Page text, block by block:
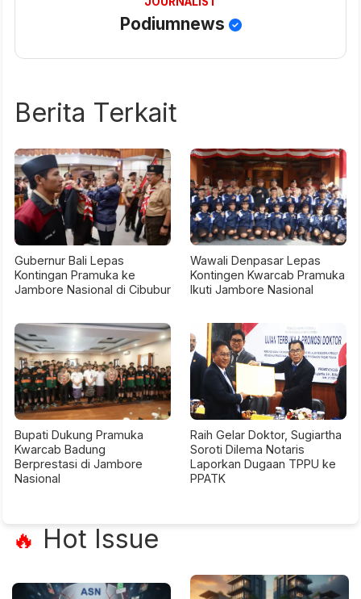
Podiumnews
Berita Terkait
Gubernur Bali Lepas
Kontingan Pramuka ke
Jambore Nasional di Cibubur
Wawali Denpasar Lepas
Kontingen Kwarcab Pramuka
Ikuti Jambore Nasional
Bupati Dukung Pramuka
Kwarcab Badung
Berprestasi di Jambore
Nasional
Raih Gelar Doktor, Sugiartha
Soroti Dilema Notaris
Laporkan Dugaan TPPU ke
PPATK
🔥 Hot Issue